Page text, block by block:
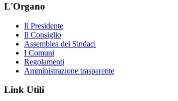
L'Organo
Il Presidente
Il Consiglio
Assemblea dei Sindaci
I Comuni
Regolamenti
Amministrazione trasparente
Link Utili